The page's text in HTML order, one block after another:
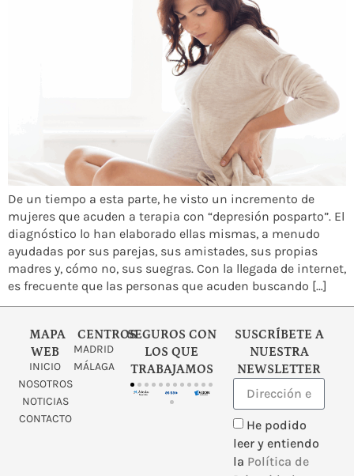
De un tiempo a esta parte, he visto un incremento de
mujeres que acuden a terapia con “depresión posparto”. El
diagnóstico lo han elaborado ellas mismas, a menudo
ayudadas por sus parejas, sus amistades, sus propias
madres y, cómo no, sus suegras. Con la llegada de internet,
es frecuente que las personas que acuden buscando […]
MAPA
WEB
INICIO
NOSOTROS
NOTICIAS
CONTACTO
CENTROS
MADRID
MÁLAGA
SEGUROS CON
LOS QUE
TRABAJAMOS
SUSCRÍBETE A
NUESTRA
NEWSLETTER
He podido
leer y entiendo
la Política de